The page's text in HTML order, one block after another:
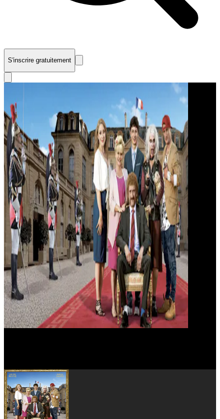
S'inscrire gratuitement